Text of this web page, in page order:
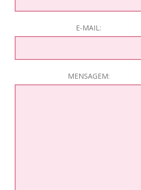
E-MAIL:
MENSAGEM: